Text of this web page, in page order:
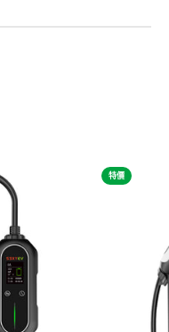
特價